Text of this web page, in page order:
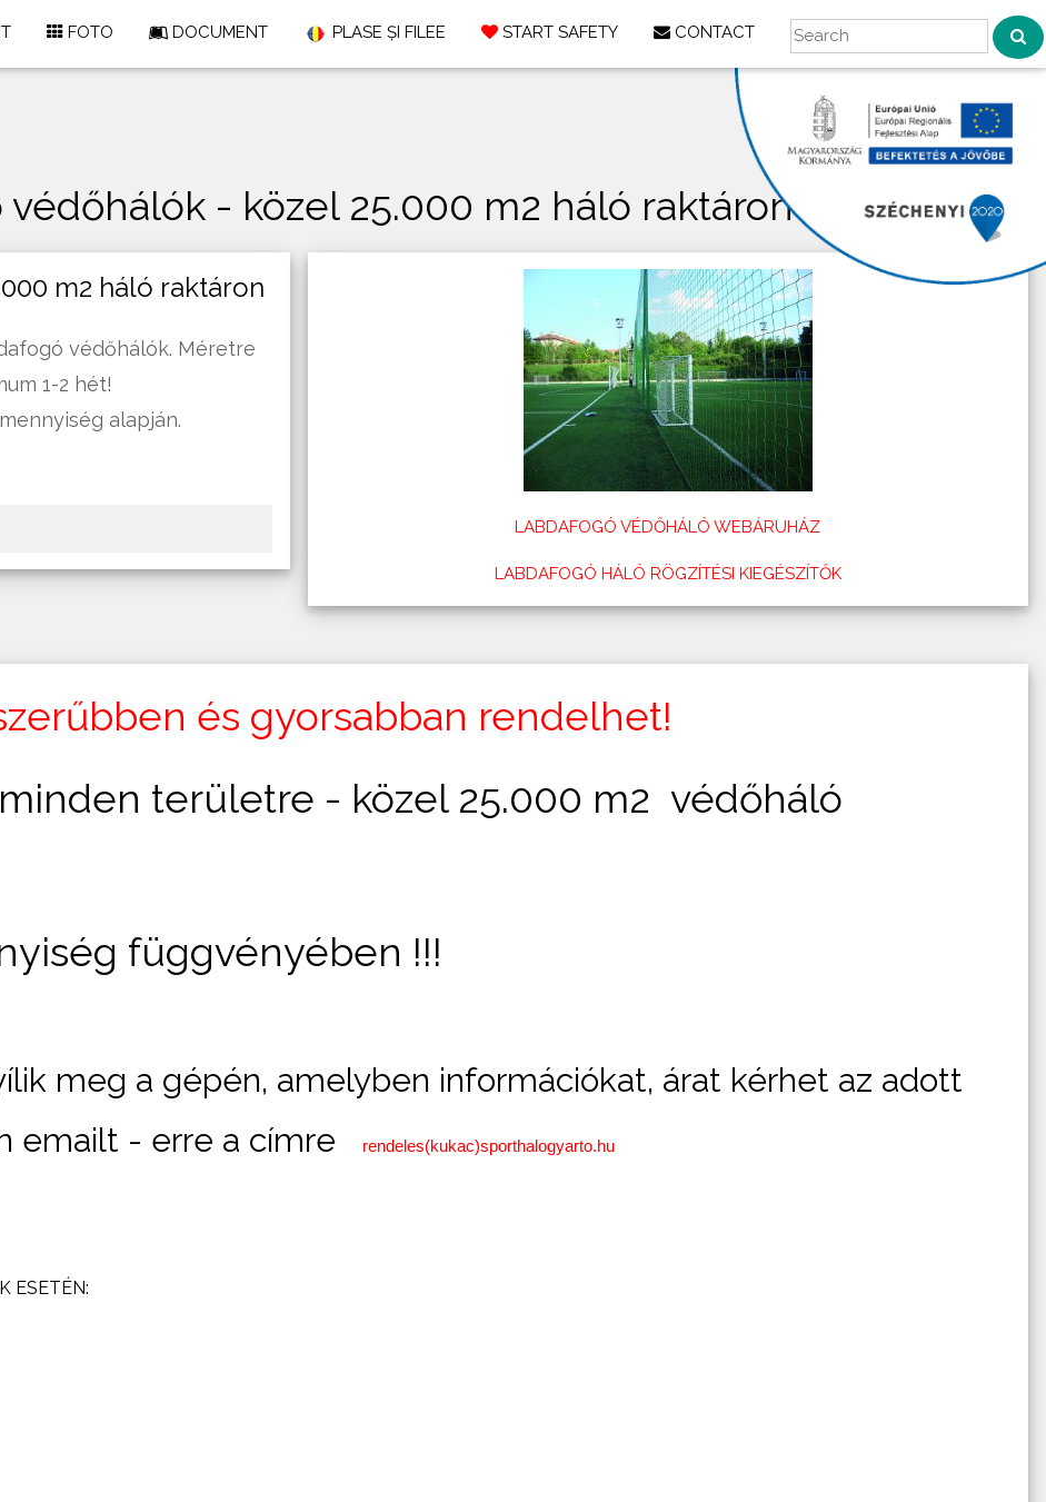
FOTO DOCUMENT PLASE ȘI FILEE START SAFETY CONTACT
védőhálók - közel 25.000 m2 háló raktáron
m2 háló raktáron
védőhálók. Méretre
1-2 hét!
alapján.
LABDAFOGÓ VÉDŐHÁLÓ WEBÁRUHÁZ
LABDAFOGÓ HÁLÓ RÖGZÍTÉSI KIEGÉSZÍTŐK
és gyorsabban rendelhet!
területre - közel 25.000 m2 védőháló
függvényében !!!
meg a gépén, amelyben információkat, árat kérhet az adott
emailt - erre a címre
rendeles(kukac)sporthalogyarto.hu
ESETÉN: